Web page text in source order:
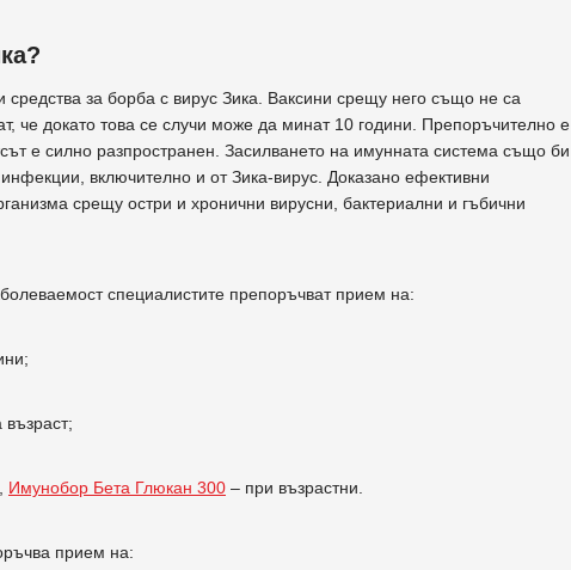
за борба с вирус Зика. Ваксини срещу него също не са
че докато това се случи може да минат 10 години. Препоръчително е
е силно разпространен. Засилването на имунната система също би
включително и от Зика-вирус. Доказано ефективни
срещу остри и хронични вирусни, бактериални и гъбични
специалистите препоръчват прием на:
Имунобор Бета Глюкан 300 – при възрастни.
прием на: